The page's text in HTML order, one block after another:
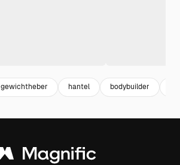
gewichtheber hantel bodybuilder